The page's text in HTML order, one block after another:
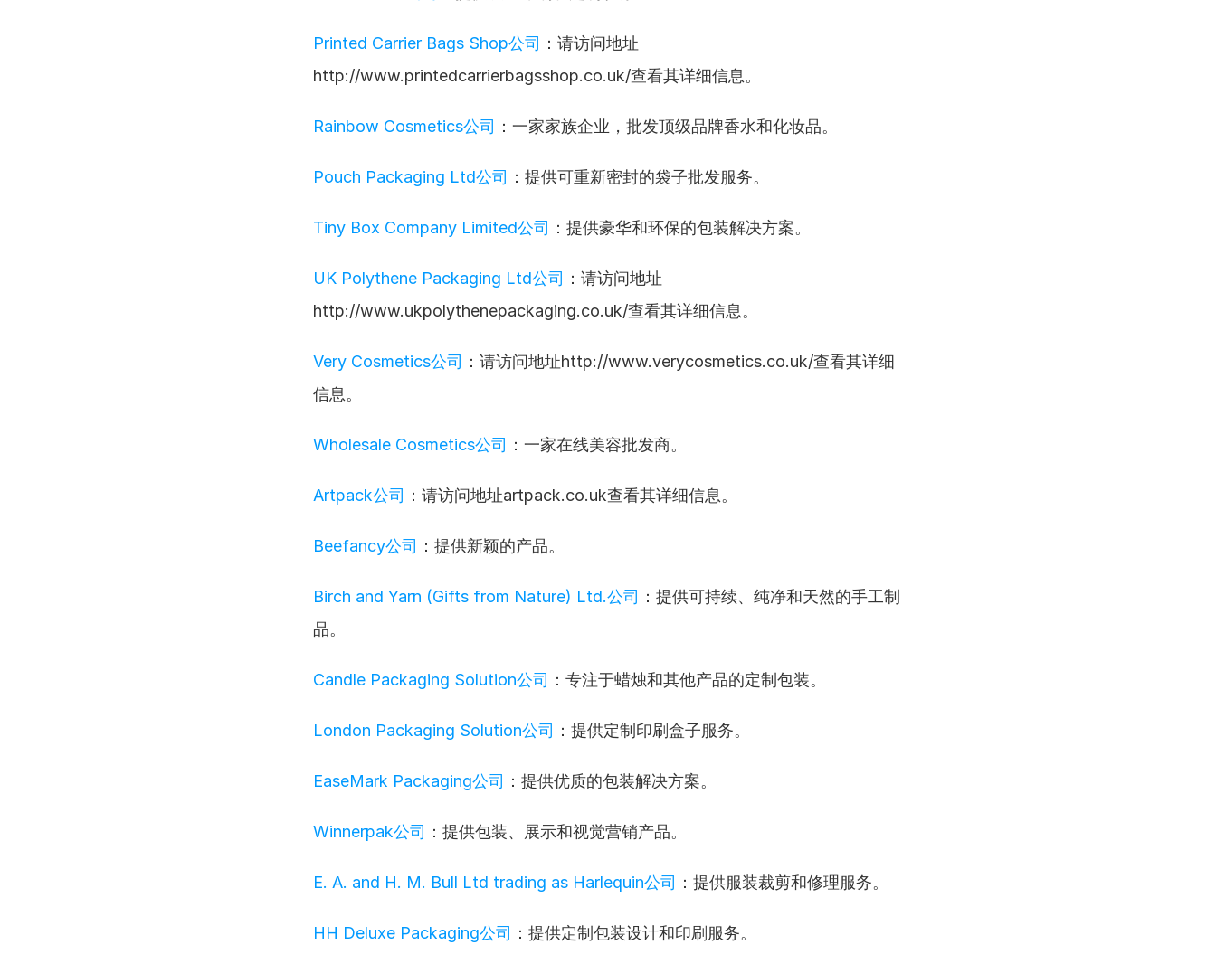
Printed Carrier Bags Shop公司 ：请访问地址
http://www.printedcarrierbagsshop.co.uk/查看其详细信息。
Rainbow Cosmetics公司 ：一家家族企业，批发顶级品牌香水和化妆品。
Pouch Packaging Ltd公司 ：提供可重新密封的袋子批发服务。
Tiny Box Company Limited公司 ：提供豪华和环保的包装解决方案。
UK Polythene Packaging Ltd公司 ：请访问地址
http://www.ukpolythenepackaging.co.uk/查看其详细信息。
Very Cosmetics公司 ：请访问地址http://www.verycosmetics.co.uk/查看其详细
信息。
Wholesale Cosmetics公司 ：一家在线美容批发商。
Artpack公司 ：请访问地址artpack.co.uk查看其详细信息。
Beefancy公司 ：提供新颖的产品。
Birch and Yarn (Gifts from Nature) Ltd.公司 ：提供可持续、纯净和天然的手工制
品。
Candle Packaging Solution公司 ：专注于蜡烛和其他产品的定制包装。
London Packaging Solution公司 ：提供定制印刷盒子服务。
EaseMark Packaging公司 ：提供优质的包装解决方案。
Winnerpak公司 ：提供包装、展示和视觉营销产品。
E. A. and H. M. Bull Ltd trading as Harlequin公司 ：提供服装裁剪和修理服务。
HH Deluxe Packaging公司 ：提供定制包装设计和印刷服务。